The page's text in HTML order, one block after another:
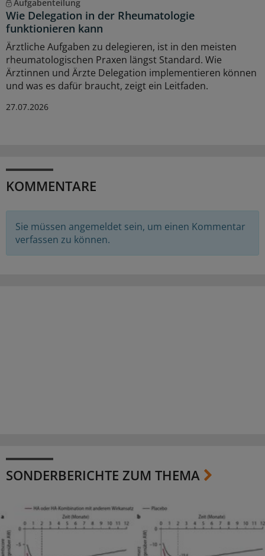
Aufgabenteilung
Wie Delegation in der Rheumatologie
funktionieren kann
Ärztliche Aufgaben zu delegieren, ist in den meisten
rheumatologischen Praxen längst Standard. Wie
Ärztinnen und Ärzte Delegation implementieren können
und was es dafür braucht, zeigt ein Leitfaden.
27.07.2026
KOMMENTARE
Sie müssen angemeldet sein, um einen Kommentar
verfassen zu können.
SONDERBERICHTE ZUM THEMA